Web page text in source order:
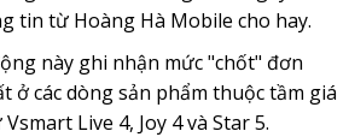
tin từ Hoàng Hà Mobile cho hay.
này ghi nhận mức "chốt" đơn
ở các dòng sản phẩm thuộc tầm giá
Live 4, Joy 4 và Star 5.